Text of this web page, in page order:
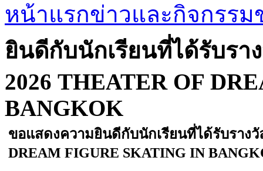
หน้าแรกข่าวและกิจกรรม
ยินดีกับนักเรียนที่ได้รับรา
2026 THEATER OF
BANGKOK
ขอแสดงความยินดีกับนักเรียนที่ได้รับรางวั
DREAM FIGURE SKATING IN